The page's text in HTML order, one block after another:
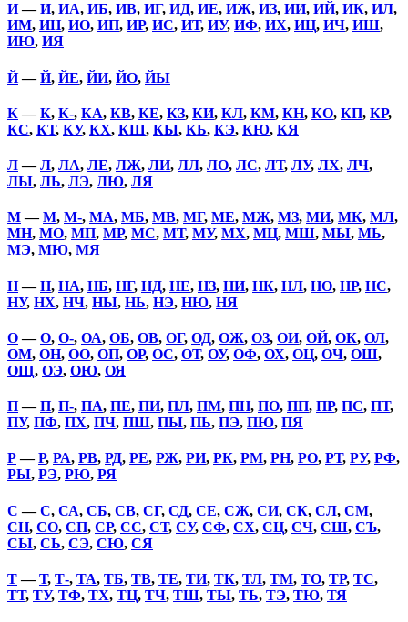
И—И, ИА, ИБ, ИВ, ИГ, ИД, ИЕ, ИЖ, ИЗ, ИИ, ИЙ, ИК, ИЛ,
ИМ, ИН, ИО, ИП, ИР, ИС, ИТ, ИУ, ИФ, ИХ, ИЦ, ИЧ, ИШ,
ИЮ, ИЯ
Й—Й, ЙЕ, ЙИ, ЙО, ЙЫ
К—К, К-, КА, КВ, КЕ, КЗ, КИ, КЛ, КМ, КН, КО, КП, КР,
КС, КТ, КУ, КХ, КШ, КЫ, КЬ, КЭ, КЮ, КЯ
Л—Л, ЛА, ЛЕ, ЛЖ, ЛИ, ЛЛ, ЛО, ЛС, ЛТ, ЛУ, ЛХ, ЛЧ,
ЛЫ, ЛЬ, ЛЭ, ЛЮ, ЛЯ
М—М, М-, МА, МБ, МВ, МГ, МЕ, МЖ, МЗ, МИ, МК, МЛ,
МН, МО, МП, МР, МС, МТ, МУ, МХ, МЦ, МШ, МЫ, МЬ,
МЭ, МЮ, МЯ
Н—Н, НА, НБ, НГ, НД, НЕ, НЗ, НИ, НК, НЛ, НО, НР, НС,
НУ, НХ, НЧ, НЫ, НЬ, НЭ, НЮ, НЯ
О—О, О-, ОА, ОБ, ОВ, ОГ, ОД, ОЖ, ОЗ, ОИ, ОЙ, ОК, ОЛ,
ОМ, ОН, ОО, ОП, ОР, ОС, ОТ, ОУ, ОФ, ОХ, ОЦ, ОЧ, ОШ,
ОЩ, ОЭ, ОЮ, ОЯ
П—П, П-, ПА, ПЕ, ПИ, ПЛ, ПМ, ПН, ПО, ПП, ПР, ПС, ПТ,
ПУ, ПФ, ПХ, ПЧ, ПШ, ПЫ, ПЬ, ПЭ, ПЮ, ПЯ
Р—Р, РА, РВ, РД, РЕ, РЖ, РИ, РК, РМ, РН, РО, РТ, РУ, РФ,
РЫ, РЭ, РЮ, РЯ
С —С, СА, СБ, СВ, СГ, СД, СЕ, СЖ, СИ, СК, СЛ, СМ,
СН, СО, СП, СР, СС, СТ, СУ, СФ, СХ, СЦ, СЧ, СШ, СЪ,
СЫ, СЬ, СЭ, СЮ, СЯ
Т—Т, Т-, ТА, ТБ, ТВ, ТЕ, ТИ, ТК, ТЛ, ТМ, ТО, ТР, ТС,
ТТ, ТУ, ТФ, ТХ, ТЦ, ТЧ, ТШ, ТЫ, ТЬ, ТЭ, ТЮ, ТЯ